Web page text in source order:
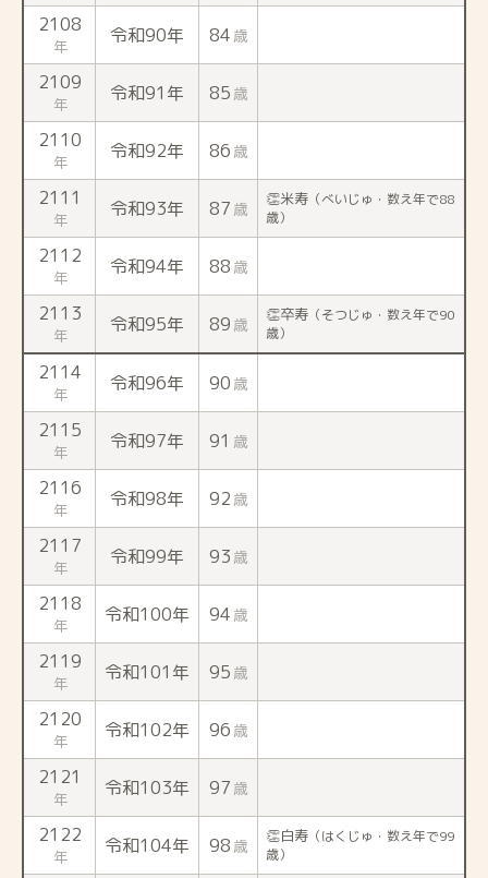
2108
年 令和90年 84 歳
2109
年 令和91年 85 歳
2110
年 令和92年 86 歳
2111
年 令和93年 87 歳 👏米寿（べいじゅ・数え年で88
歳）
2112
年 令和94年 88 歳
2113
年 令和95年 89 歳 👏卒寿（そつじゅ・数え年で90
歳）
2114
年 令和96年 90 歳
2115
年 令和97年 91 歳
2116
年 令和98年 92 歳
2117
年 令和99年 93 歳
2118
年 令和100年 94 歳
2119
年 令和101年 95 歳
2120
年 令和102年 96 歳
2121
年 令和103年 97 歳
2122
年 令和104年 98 歳 👏白寿（はくじゅ・数え年で99
歳）